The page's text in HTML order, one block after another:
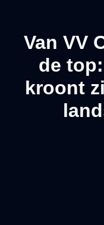
Van VV
de
kroont